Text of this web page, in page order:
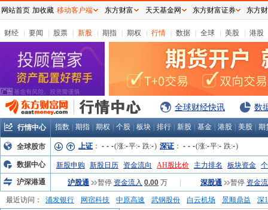
财经 要闻 股票 新股 期指 期权 行情 数据 全球 美股 港股
全球财经快讯 数
行情中心 指数 期指 期权 个股 板块 排行 新股 基金 港股 美股 期
全球股市 上证 ： - - -(涨:-平:- 跌:-) 深证 ： - - -(涨:-平:- 跌:-)
数据中心 新股申购 新股日历 资金流向 AH股比价 主力排名 板块资金
沪深港通
沪股通 暂停 资金流入 0.00 万 深股通 暂停 资金
最近访问： 浦发银行 网宿科技 中原高速 武钢股份 白云机场 景顺鼎益
深
网站首页 加收藏 移动客户端 东方财富 天天基金网 东方财富证券 东方